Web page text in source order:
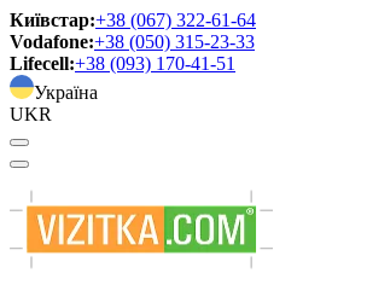
Київстар:+38 (067) 322-61-64
Vodafone:+38 (050) 315-23-33
Lifecell:+38 (093) 170-41-51
Україна
UKR